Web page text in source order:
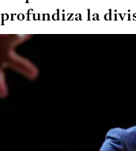
profundiza la